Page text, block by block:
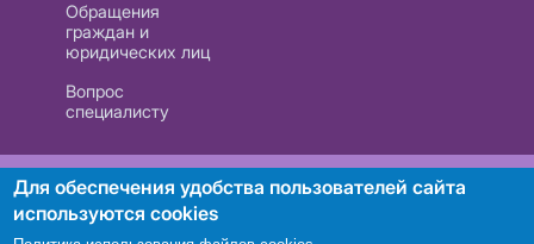
Обращения
граждан и
юридических лиц
Вопрос
специалисту
РУП «Белтелеком». УНП 101007741
Для обеспечения удобства пользователей сайта
используются cookies